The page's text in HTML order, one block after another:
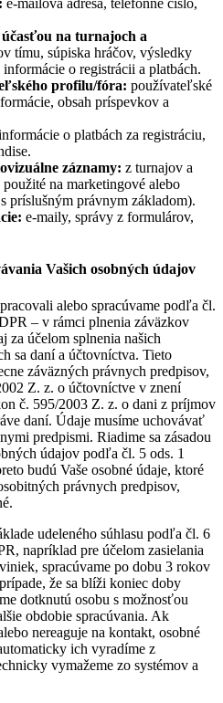
e-mailová adresa, telefónne číslo,
účasťou na turnajoch a
tímu, súpiska hráčov, výsledky
informácie o registrácii a platbách.
profilu/fóra: používateľské
obsah príspevkov a
o platbách za registráciu,
záznamy: z turnajov a
na marketingové alebo
príslušným právnym základom).
e-maily, správy z formulárov,
Vašich osobných údajov
alebo spracúvame podľa čl.
– v rámci plnenia záväzkov
za účelom splnenia našich
sa daní a účtovníctva. Tieto
záväzných právnych predpisov,
Z. z. o účtovníctve v znení
č. 595/2003 Z. z. o dani z príjmov
daní. Údaje musíme uchovávať
predpismi. Riadime sa zásadou
údajov podľa čl. 5 ods. 1
budú Vaše osobné údaje, ktoré
právnych predpisov,
udeleného súhlasu podľa čl. 6
napríklad pre účelom zasielania
spracúvame po dobu 3 rokov
že sa blíži koniec doby
dotknutú osobu s možnosťou
obdobie spracúvania. Ak
nereaguje na kontakt, osobné
ich vyradíme z
vymažeme zo systémov a